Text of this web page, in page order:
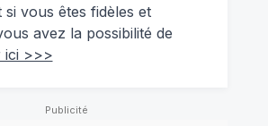
vous êtes fidèles et
avez la possibilité de
ici >>>